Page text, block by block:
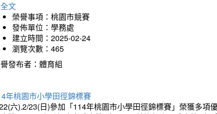
文
榮譽事項：桃園市競賽
發佈單位：學務處
建立時間：2025-02-24
瀏覽次數：465
發布者：體育組
年桃園市小學田徑錦標賽
六).2/23(日)參加「114年桃園市小學田徑錦標賽」榮獲多